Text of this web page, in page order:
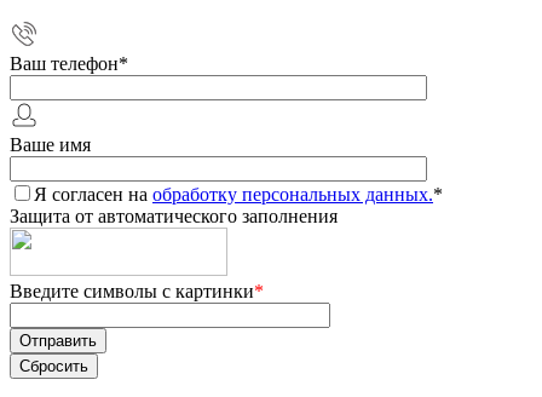
Ваш телефон*
Ваше имя
Я согласен на обработку персональных данных.*
Защита от автоматического заполнения
Введите символы с картинки*